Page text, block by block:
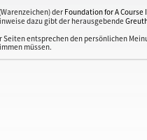
der Foundation for A
dazu gibt der herausgebende
entsprechen den persönlichen
müssen.